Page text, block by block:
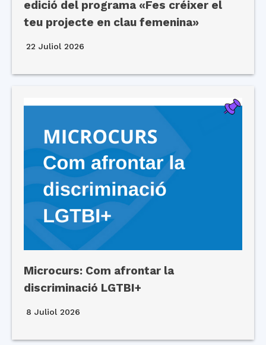
edició del programa «Fes créixer el
teu projecte en clau femenina»
22 Juliol 2026
Microcurs: Com afrontar la
discriminació LGTBI+
8 Juliol 2026